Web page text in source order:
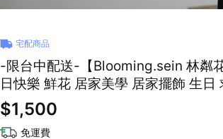
宅配商品
-限台中配送-【Blooming.sein 林粼
日快樂 鮮花 居家美學 居家擺飾 生日
$1,500
免運費